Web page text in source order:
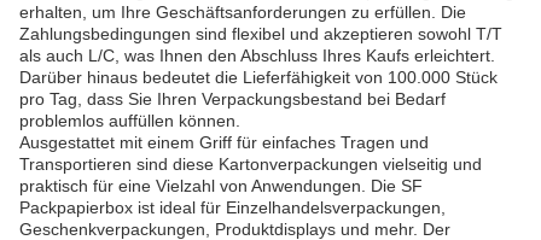
erhalten, um Ihre Geschäftsanforderungen zu erfüllen. Die
Zahlungsbedingungen sind flexibel und akzeptieren sowohl T/T
als auch L/C, was Ihnen den Abschluss Ihres Kaufs erleichtert.
Darüber hinaus bedeutet die Lieferfähigkeit von 100.000 Stück
pro Tag, dass Sie Ihren Verpackungsbestand bei Bedarf
problemlos auffüllen können.
Ausgestattet mit einem Griff für einfaches Tragen und
Transportieren sind diese Kartonverpackungen vielseitig und
praktisch für eine Vielzahl von Anwendungen. Die SF
Packpapierbox ist ideal für Einzelhandelsverpackungen,
Geschenkverpackungen, Produktdisplays und mehr. Der